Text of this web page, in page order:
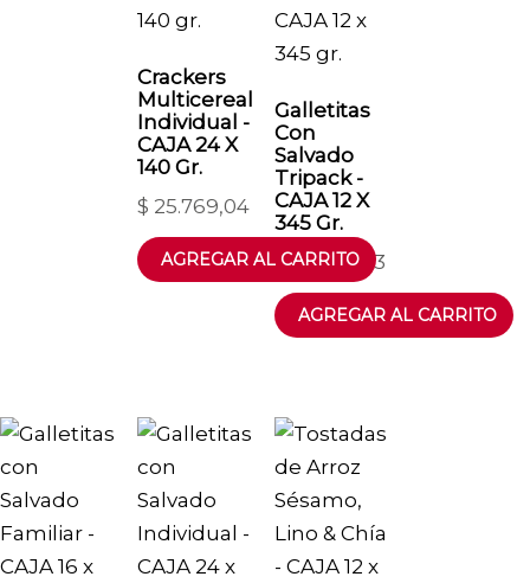
Crackers
Multicereal
Individual -
CAJA 24 X
140 Gr.
$ 25.769,04
Galletitas
Con
Salvado
Tripack -
CAJA 12 X
345 Gr.
$27.964,03